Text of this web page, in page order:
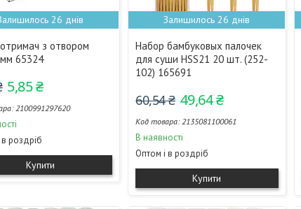
26 днів
з отвором
65324
5,85 ₴
2100991297620
роздріб
Купити
Залишилось 26 днів
Набор бамбуковых палочек
для суши HSS21 20 шт. (252-
102) 165691
60,54 ₴ 49,64 ₴
2135081100061
В наявності
Оптом і в роздріб
Купити